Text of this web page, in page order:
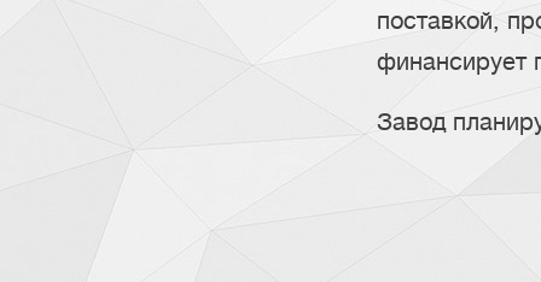
поставкой,
финансирует
Завод